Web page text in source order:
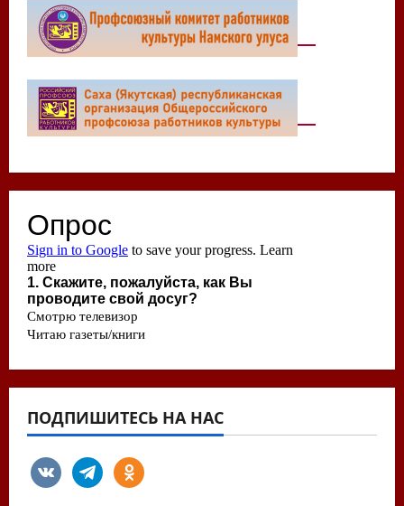
ПОДПИШИТЕСЬ НА НАС
vkontaktetelegramodnoklassniki